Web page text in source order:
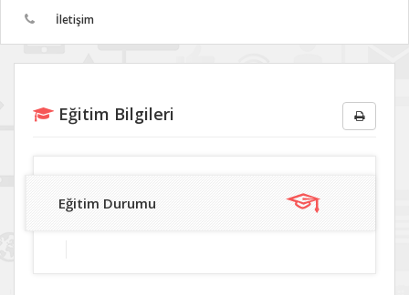
İletişim
Eğitim Bilgileri
Eğitim Durumu